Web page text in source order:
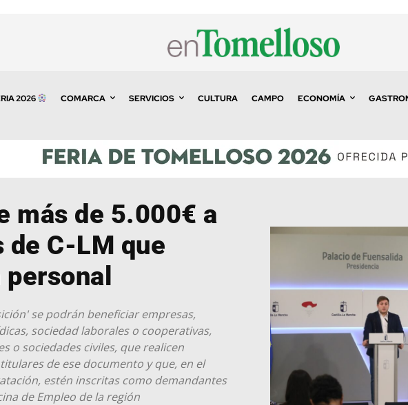
2026 COMARCA SERVICIOS CULTURA CAMPO ECONOMÍA
más de 5.000€ a
de C-LM que
se podrán beneficiar empresas,
sociedad laborales o cooperativas,
o sociedades civiles, que realicen
de ese documento y que, en el
estén inscritas como demandantes
de Empleo de la región